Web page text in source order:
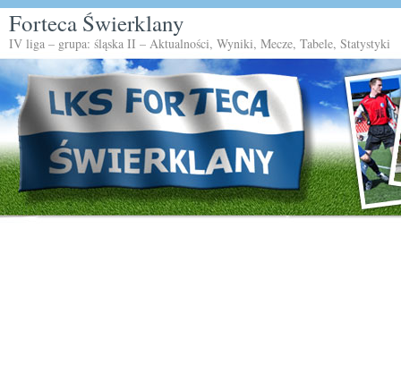
Forteca Świerklany
IV liga – grupa: śląska II – Aktualności, Wyniki, Mecze, Tabele, Statystyki